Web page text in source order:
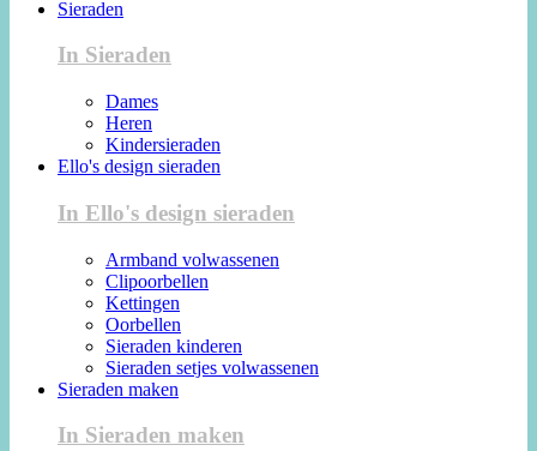
Sieraden
In Sieraden
Dames
Heren
Kindersieraden
Ello's design sieraden
In Ello's design sieraden
Armband volwassenen
Clipoorbellen
Kettingen
Oorbellen
Sieraden kinderen
Sieraden setjes volwassenen
Sieraden maken
In Sieraden maken